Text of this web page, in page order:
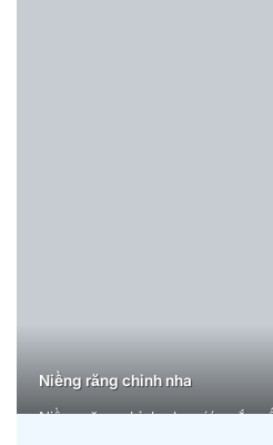
Niềng răng chỉnh nha
Niềng răng chỉnh nha giúp sắp